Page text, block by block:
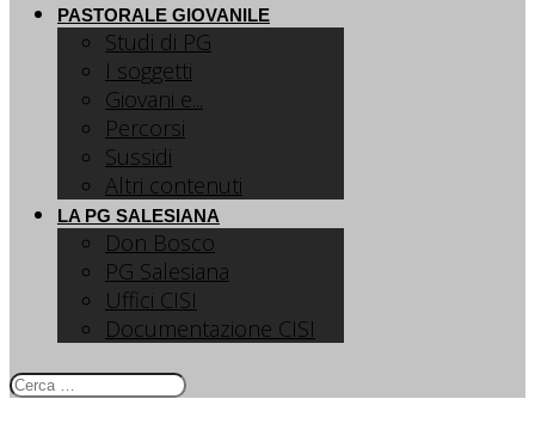
PASTORALE GIOVANILE
Studi di PG
I soggetti
Giovani e...
Percorsi
Sussidi
Altri contenuti
LA PG SALESIANA
Don Bosco
PG Salesiana
Uffici CISI
Documentazione CISI